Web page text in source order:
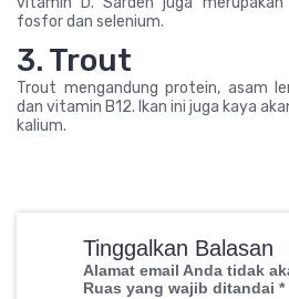
fosfor dan selenium.
3. Trout
Trout mengandung protein, asam
dan vitamin B12. Ikan ini juga kaya
kalium.
Tinggalkan Balasan
Alamat email Anda tidak
Ruas yang wajib ditandai *